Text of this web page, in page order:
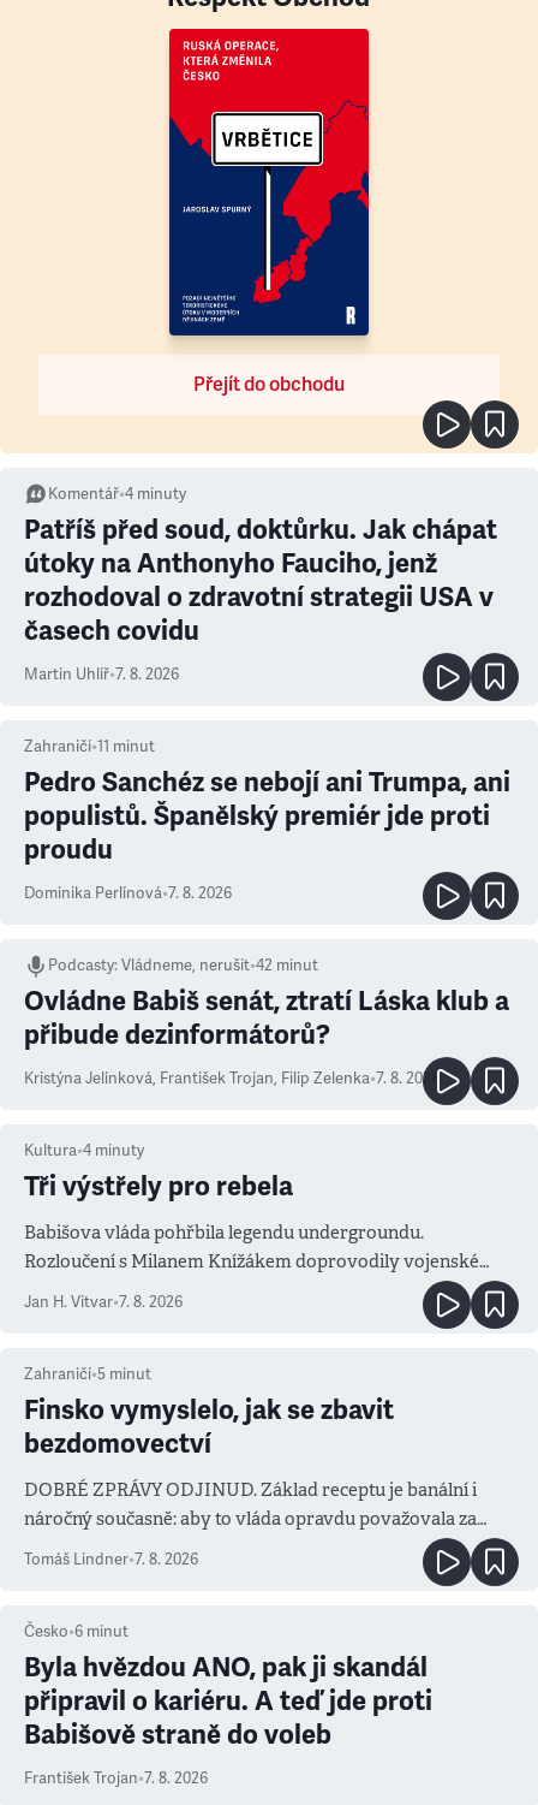
Přejít do obchodu
Komentář•4 minuty
Patříš před soud, doktůrku. Jak chápat
útoky na Anthonyho Fauciho, jenž
rozhodoval o zdravotní strategii USA v
časech covidu
Martin Uhlíř•7. 8. 2026
Zahraničí•11 minut
Pedro Sanchéz se nebojí ani Trumpa, ani
populistů. Španělský premiér jde proti
proudu
Dominika Perlínová•7. 8. 2026
Podcasty:Vládneme, nerušit•42 minut
Ovládne Babiš senát, ztratí Láska klub a
přibude dezinformátorů?
Kristýna Jelínková, František Trojan, Filip Zelenka•7. 8. 2026
Kultura•4 minuty
Tři výstřely pro rebela
Babišova vláda pohřbila legendu undergroundu.
Rozloučení s Milanem Knížákem doprovodily vojenské
salvy i kritika pokrokářů
Jan H. Vitvar•7. 8. 2026
Zahraničí•5 minut
Finsko vymyslelo, jak se zbavit
bezdomovectví
DOBRÉ ZPRÁVY ODJINUD. Základ receptu je banální i
náročný současně: aby to vláda opravdu považovala za
prioritu
Tomáš Lindner•7. 8. 2026
Česko•6 minut
Byla hvězdou ANO, pak ji skandál
připravil o kariéru. A teď jde proti
Babišově straně do voleb
František Trojan•7. 8. 2026